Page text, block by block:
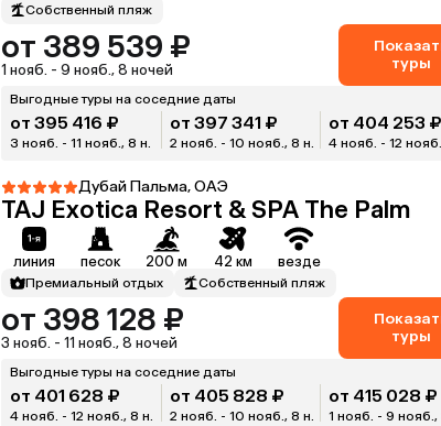
Собственный пляж
от 389 539 ₽
1 нояб. - 9 нояб., 8 ночей
туры
Выгодные туры на соседние даты
от 395 416 ₽
3 нояб. - 11 нояб., 8 н.
от 397 341 ₽
2 нояб. - 10 нояб., 8 н.
от 404 253 ₽
4 нояб. - 12
Дубай Пальма, ОАЭ
TAJ Exotica Resort & SPA The Palm
линия песок 200 м 42 км везде
Премиальный отдых Собственный пляж
от 398 128 ₽
3 нояб. - 11 нояб., 8 ночей
туры
Выгодные туры на соседние даты
от 401 628 ₽
4 нояб. - 12 нояб., 8 н.
от 405 828 ₽
2 нояб. - 10 нояб., 8 н.
от 415 028 ₽
1 нояб. - 9 нояб.,